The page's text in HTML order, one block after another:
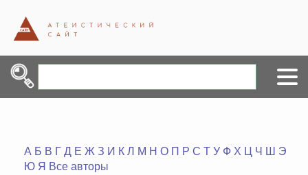
А Б В Г Д Е Ж З И К Л М Н О П Р С Т У Ф Х Ц Ч Ш
Э
Ю Я Все авторы